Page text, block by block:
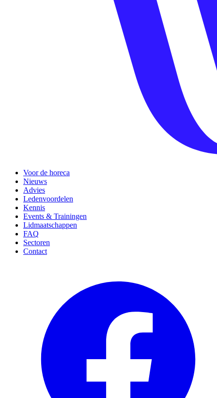
Voor de horeca
Nieuws
Advies
Ledenvoordelen
Kennis
Events & Trainingen
Lidmaatschappen
FAQ
Sectoren
Contact